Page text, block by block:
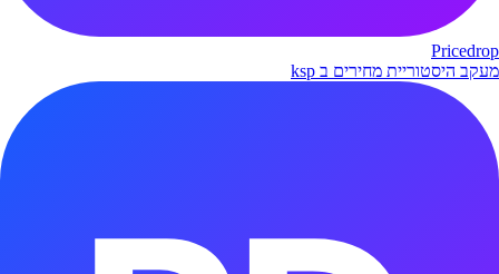
Pricedrop
מעקב היסטוריית מחירים ב ksp